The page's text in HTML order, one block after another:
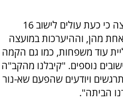
ברוח זו מספר ראש המועצה כי כעת עולים לישוב 16
מהן, וההיערכות במועצה
עוד משפחות, כמו גם הקמה
נוספים. "קיבלנו מהקב"ה
ויודעים שהפעם שא-נור
הביתה".